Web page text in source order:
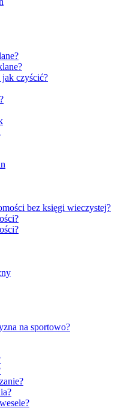
czyścić?
bez księgi wieczystej?
na sportowo?